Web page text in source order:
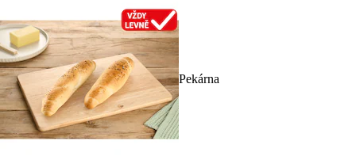
Pekárna